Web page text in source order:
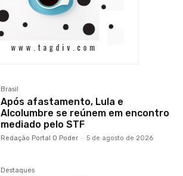
Brasil
Após afastamento, Lula e
Alcolumbre se reúnem em encontro
mediado pelo STF
Redação Portal O Poder - 5 de agosto de 2026
Destaques